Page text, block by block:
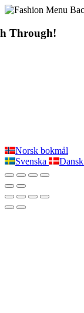
Through!
Norsk bokmål
Svenska
Dansk